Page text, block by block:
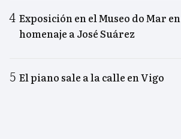
Exposición en el Museo do Mar en
homenaje a José Suárez
El piano sale a la calle en Vigo